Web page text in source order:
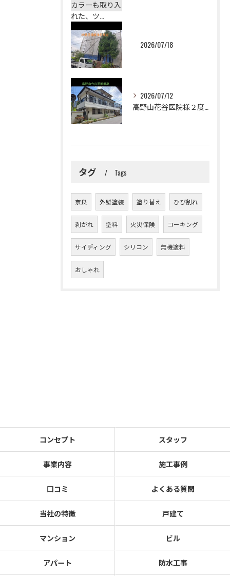
2026/07/18
2026/07/12
高野山花谷医院様２度目のご依頼誠に有難うございました！😉✨2...
タグ Tags
奈良 外壁塗装 塗り替え ひび割れ
剥がれ 塗料 火災保険 コーキング
サイディング シリコン 無機塗料
おしゃれ
コンセプト スタッフ
事業内容 施工事例
口コミ よくある質問
当社の特徴 戸建て
マンション ビル
アパート 防水工事